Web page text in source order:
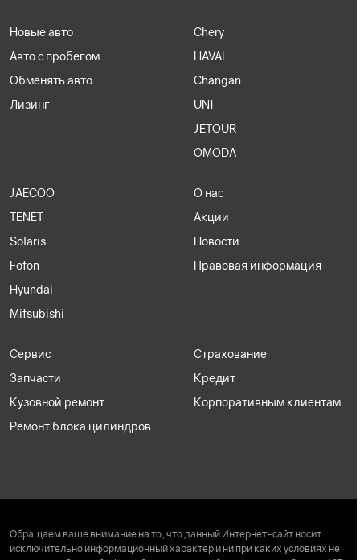
Новые авто
Авто с пробегом
Обменять авто
Лизинг
Chery
HAVAL
Changan
UNI
JETOUR
OMODA
JAECOO
TENET
Solaris
Foton
Hyundai
Mitsubishi
О нас
Акции
Новости
Правовая информация
Сервис
Запчасти
Кузовной ремонт
Ремонт блока цилиндров
Страхование
Кредит
Корпоративным клиентам
Обращаем ваше внимание на то, что данный Интернет-сайт носит
исключительно информационный характер и ни при каких условиях не